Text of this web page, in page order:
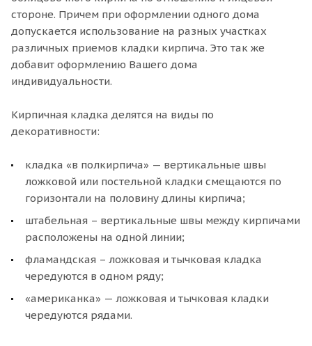
стороне. Причем при оформлении одного дома
допускается использование на разных участках
различных приемов кладки кирпича. Это так же
добавит оформлению Вашего дома
индивидуальности.
Кирпичная кладка делятся на виды по
декоративности:
кладка «в полкирпича» — вертикальные швы
ложковой или постельной кладки смещаются по
горизонтали на половину длины кирпича;
штабельная – вертикальные швы между кирпичами
расположены на одной линии;
фламандская – ложковая и тычковая кладка
чередуются в одном ряду;
«американка» — ложковая и тычковая кладки
чередуются рядами.